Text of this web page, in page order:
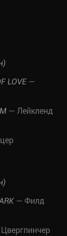
LOVE —
— Лейкленд
— Филд